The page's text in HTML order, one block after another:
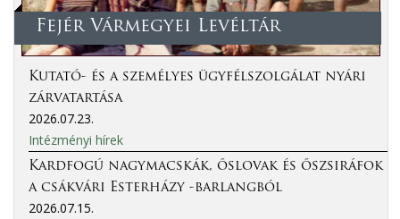
Fejér Vármegyei Levéltár
Kutató- és a személyes ügyfélszolgálat nyári
zárvatartása
2026.07.23.
Intézményi hírek
Kardfogú nagymacskák, őslovak és őszsiráfok
a csákvári Esterházy -barlangból
2026.07.15.